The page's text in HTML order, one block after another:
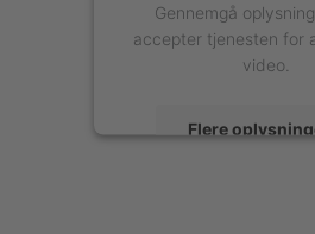
Gennemgå
accepter tjenesten for
video.
Flere